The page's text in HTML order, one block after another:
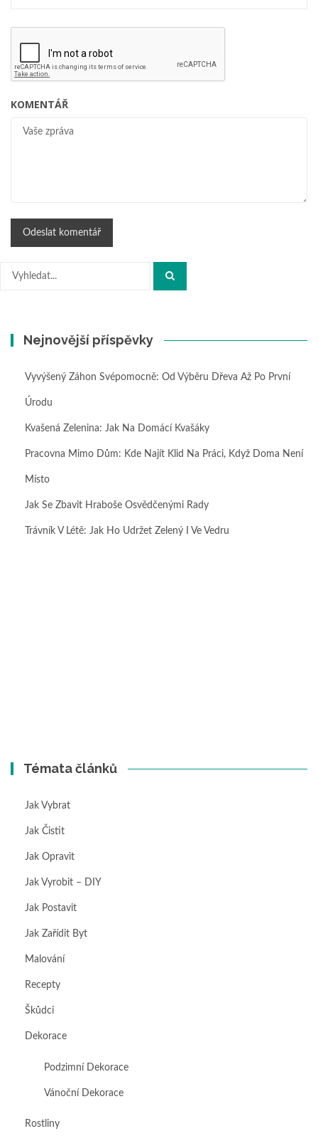
KOMENTÁŘ
Hledat:
Nejnovější příspěvky
Vyvýšený Záhon Svépomocně: Od Výběru Dřeva Až Po První
Úrodu
Kvašená Zelenina: Jak Na Domácí Kvašáky
Pracovna Mimo Dům: Kde Najít Klid Na Práci, Když Doma Není
Místo
Jak Se Zbavit Hraboše Osvědčenými Rady
Trávník V Létě: Jak Ho Udržet Zelený I Ve Vedru
Témata článků
Jak Vybrat
Jak Čistit
Jak Opravit
Jak Vyrobit – DIY
Jak Postavit
Jak Zařídit Byt
Malování
Recepty
Škůdci
Dekorace
Podzimní Dekorace
Vánoční Dekorace
Rostliny